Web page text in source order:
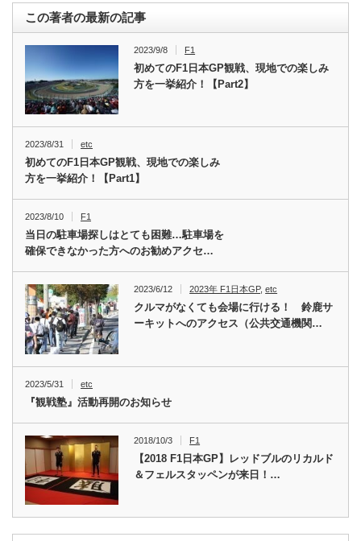
この著者の最新の記事
2023/9/8 F1
初めてのF1日本GP観戦、現地での楽しみ
方を一挙紹介！【Part2】
2023/8/31 etc
初めてのF1日本GP観戦、現地での楽しみ
方を一挙紹介！【Part1】
2023/8/10 F1
当日の駐車場探しはとても困難…駐車場を
確保できなかった方へのお勧めアクセ…
2023/6/12 2023年 F1日本GP,etc
クルマがなくても会場に行ける！ 鈴鹿サ
ーキットへのアクセス（公共交通機関…
2023/5/31 etc
『観戦塾』活動再開のお知らせ
2018/10/3 F1
【2018 F1日本GP】レッドブルのリカルド
＆フェルスタッペンが来日！…